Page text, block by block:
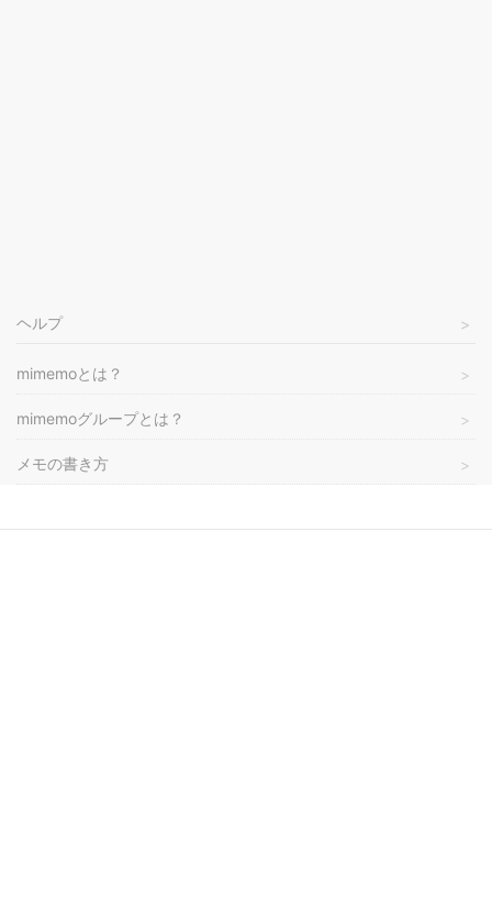
ヘルプ
mimemoとは？
mimemoグループとは？
メモの書き方